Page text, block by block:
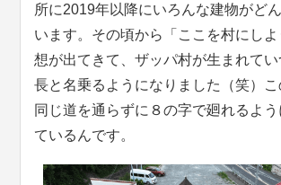
所に2019年以降にいろんな建物がど
います。その頃から「ここを村にし
想が出てきて、ザッパ村が生まれて
長と名乗るようになりました（笑）
同じ道を通らずに８の字で廻れるよ
ているんです。